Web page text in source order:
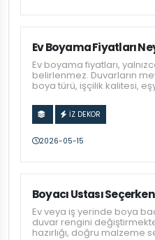
Ev Boyama Fiyatları
Ev boyama fiyatları,
belirlenmez. Duvarların
boya türü, işçilik kalitesi,
İZ DEKOR
2026-05-15
Boyacı Ustası
Ev veya iş yerinde boya
duvar rengini
hazırlığı, doğru malzeme